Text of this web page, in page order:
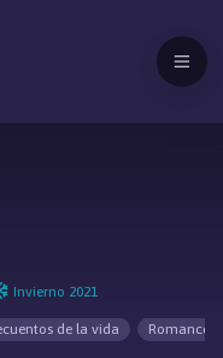
Invierno 2021
de la vida Romance